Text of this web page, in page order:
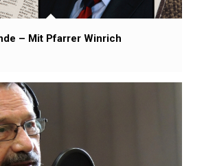
– Mit Pfarrer Winrich